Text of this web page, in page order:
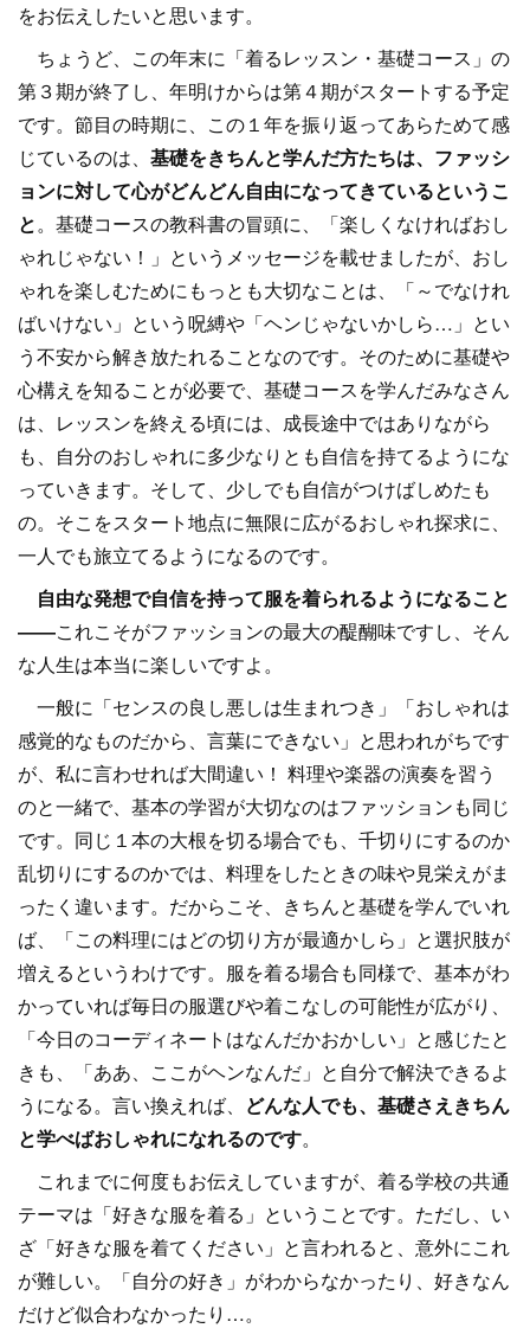
をお伝えしたいと思います。
ちょうど、この年末に「着るレッスン・基礎コース」の
第３期が終了し、年明けからは第４期がスタートする予定
です。節目の時期に、この１年を振り返ってあらためて感
じているのは、 基礎をきちんと学んだ方たちは、ファッシ
ョンに対して心がどんどん自由になってきているというこ
と。基礎コースの教科書の冒頭に、「楽しくなければおし
ゃれじゃない！」というメッセージを載せましたが、おし
ゃれを楽しむためにもっとも大切なことは、「～でなけれ
ばいけない」という呪縛や「ヘンじゃないかしら…」とい
う不安から解き放たれることなのです。そのために基礎や
心構えを知ることが必要で、基礎コースを学んだみなさん
は、レッスンを終える頃には、成長途中ではありながら
も、自分のおしゃれに多少なりとも自信を持てるようにな
っていきます。そして、少しでも自信がつけばしめたも
の。そこをスタート地点に無限に広がるおしゃれ探求に、
一人でも旅立てるようになるのです。
自由な発想で自信を持って服を着られるようになること
――これこそがファッションの最大の醍醐味ですし、そん
な人生は本当に楽しいですよ。
一般に「センスの良し悪しは生まれつき」「おしゃれは
感覚的なものだから、言葉にできない」と思われがちです
が、私に言わせれば大間違い！ 料理や楽器の演奏を習う
のと一緒で、基本の学習が大切なのはファッションも同じ
です。同じ１本の大根を切る場合でも、千切りにするのか
乱切りにするのかでは、料理をしたときの味や見栄えがま
ったく違います。だからこそ、きちんと基礎を学んでいれ
ば、「この料理にはどの切り方が最適かしら」と選択肢が
増えるというわけです。服を着る場合も同様で、基本がわ
かっていれば毎日の服選びや着こなしの可能性が広がり、
「今日のコーディネートはなんだかおかしい」と感じたと
きも、「ああ、ここがヘンなんだ」と自分で解決できるよ
うになる。言い換えれば、 どんな人でも、基礎さえきちん
と学べばおしゃれになれるのです。
これまでに何度もお伝えしていますが、着る学校の共通
テーマは「好きな服を着る」ということです。ただし、い
ざ「好きな服を着てください」と言われると、意外にこれ
が難しい。「自分の好き」がわからなかったり、好きなん
だけど似合わなかったり…。